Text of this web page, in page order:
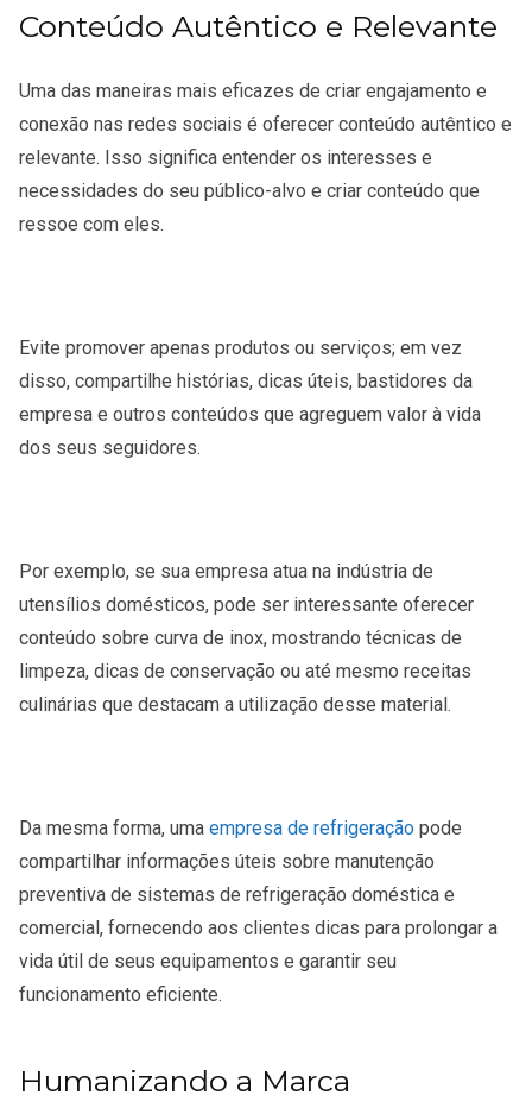
Conteúdo Autêntico e Relevante
Uma das maneiras mais eficazes de criar engajamento e
conexão nas redes sociais é oferecer conteúdo autêntico e
relevante. Isso significa entender os interesses e
necessidades do seu público-alvo e criar conteúdo que
ressoe com eles.
Evite promover apenas produtos ou serviços; em vez
disso, compartilhe histórias, dicas úteis, bastidores da
empresa e outros conteúdos que agreguem valor à vida
dos seus seguidores.
Por exemplo, se sua empresa atua na indústria de
utensílios domésticos, pode ser interessante oferecer
conteúdo sobre curva de inox, mostrando técnicas de
limpeza, dicas de conservação ou até mesmo receitas
culinárias que destacam a utilização desse material.
Da mesma forma, uma empresa de refrigeração pode
compartilhar informações úteis sobre manutenção
preventiva de sistemas de refrigeração doméstica e
comercial, fornecendo aos clientes dicas para prolongar a
vida útil de seus equipamentos e garantir seu
funcionamento eficiente.
Humanizando a Marca